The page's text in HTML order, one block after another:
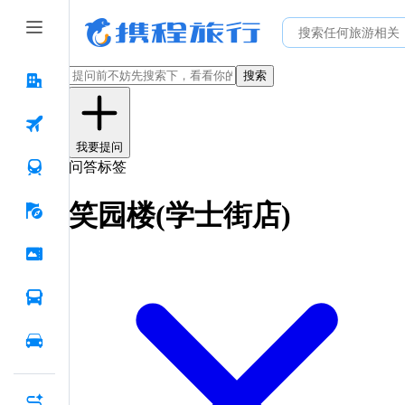
搜索
我要提问
问答标签
笑园楼(学士街店)